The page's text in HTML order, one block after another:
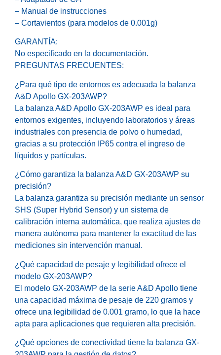
– Manual de instrucciones
– Cortavientos (para modelos de 0.001g)
GARANTÍA:
No especificado en la documentación.
PREGUNTAS FRECUENTES:
¿Para qué tipo de entornos es adecuada la balanza
A&D Apollo GX-203AWP?
La balanza A&D Apollo GX-203AWP es ideal para
entornos exigentes, incluyendo laboratorios y áreas
industriales con presencia de polvo o humedad,
gracias a su protección IP65 contra el ingreso de
líquidos y partículas.
¿Cómo garantiza la balanza A&D GX-203AWP su
precisión?
La balanza garantiza su precisión mediante un sensor
SHS (Super Hybrid Sensor) y un sistema de
calibración interna automática, que realiza ajustes de
manera autónoma para mantener la exactitud de las
mediciones sin intervención manual.
¿Qué capacidad de pesaje y legibilidad ofrece el
modelo GX-203AWP?
El modelo GX-203AWP de la serie A&D Apollo tiene
una capacidad máxima de pesaje de 220 gramos y
ofrece una legibilidad de 0.001 gramo, lo que la hace
apta para aplicaciones que requieren alta precisión.
¿Qué opciones de conectividad tiene la balanza GX-